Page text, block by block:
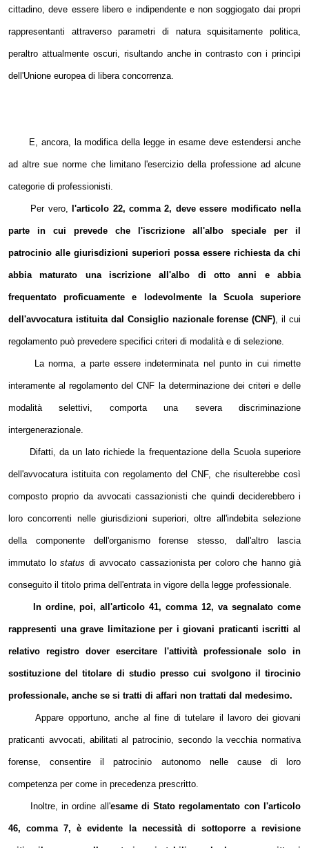
cittadino, deve essere libero e indipendente e non soggiogato dai propri
rappresentanti attraverso parametri di natura squisitamente politica,
peraltro attualmente oscuri, risultando anche in contrasto con i princìpi
dell'Unione europea di libera concorrenza.
E, ancora, la modifica della legge in esame deve estendersi anche
ad altre sue norme che limitano l'esercizio della professione ad alcune
categorie di professionisti.
Per vero, l'articolo 22, comma 2, deve essere modificato nella
parte in cui prevede che l'iscrizione all'albo speciale per il
patrocinio alle giurisdizioni superiori possa essere richiesta da chi
abbia maturato una iscrizione all'albo di otto anni e abbia
frequentato proficuamente e lodevolmente la Scuola superiore
dell'avvocatura istituita dal Consiglio nazionale forense (CNF) , il cui
regolamento può prevedere specifici criteri di modalità e di selezione.
La norma, a parte essere indeterminata nel punto in cui rimette
interamente al regolamento del CNF la determinazione dei criteri e delle
modalità selettivi, comporta una severa discriminazione
intergenerazionale.
Difatti, da un lato richiede la frequentazione della Scuola superiore
dell'avvocatura istituita con regolamento del CNF, che risulterebbe così
composto proprio da avvocati cassazionisti che quindi deciderebbero i
loro concorrenti nelle giurisdizioni superiori, oltre all'indebita selezione
della componente dell'organismo forense stesso, dall'altro lascia
immutato lo status di avvocato cassazionista per coloro che hanno già
conseguito il titolo prima dell'entrata in vigore della legge professionale.
In ordine, poi, all'articolo 41, comma 12, va segnalato come
rappresenti una grave limitazione per i giovani praticanti iscritti al
relativo registro dover esercitare l'attività professionale solo in
sostituzione del titolare di studio presso cui svolgono il tirocinio
professionale, anche se si tratti di affari non trattati dal medesimo.
Appare opportuno, anche al fine di tutelare il lavoro dei giovani
praticanti avvocati, abilitati al patrocinio, secondo la vecchia normativa
forense, consentire il patrocinio autonomo nelle cause di loro
competenza per come in precedenza prescritto.
Inoltre, in ordine all'esame di Stato regolamentato con l'articolo
46, comma 7, è evidente la necessità di sottoporre a revisione